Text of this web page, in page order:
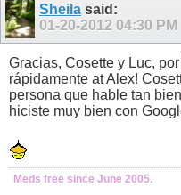
Sheila said:
01-20-2012 04:30 PM
Gracias, Cosette y Luc,
rápidamente at Alex!
persona que hable tan
hiciste muy bien con
Meds free since June 2005.